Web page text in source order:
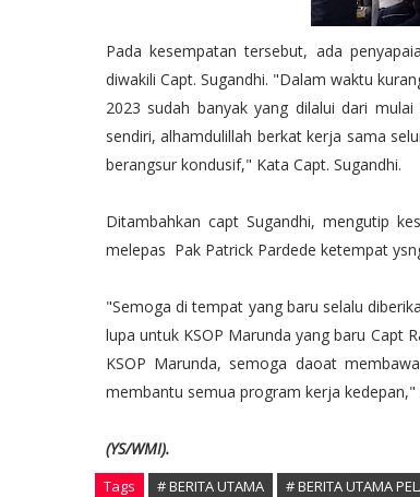
Pada kesempatan tersebut, ada
diwakili Capt. Sugandhi. "Dalam waktu
2023 sudah banyak yang dilalui dari
sendiri, alhamdulillah berkat kerja sama
berangsur kondusif," Kata Capt. Sugandhi.
Ditambahkan capt Sugandhi, mengutip
melepas Pak Patrick Pardede ketempat
"Semoga di tempat yang baru selalu
lupa untuk KSOP Marunda yang baru Capt
KSOP Marunda, semoga daoat
membantu semua program kerja kedepan,"
(YS/WMI).
Tags # BERITA UTAMA # BERITA UTAMA